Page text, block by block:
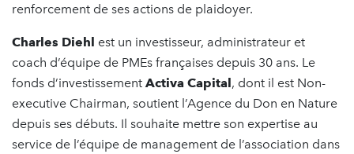
renforcement de ses actions de plaidoyer.
Charles Diehl est un investisseur, administrateur et
coach d’équipe de PMEs françaises depuis 30 ans. Le
fonds d’investissement Activa Capital, dont il est Non-
executive Chairman, soutient l’Agence du Don en Nature
depuis ses débuts. Il souhaite mettre son expertise au
service de l’équipe de management de l’association dans